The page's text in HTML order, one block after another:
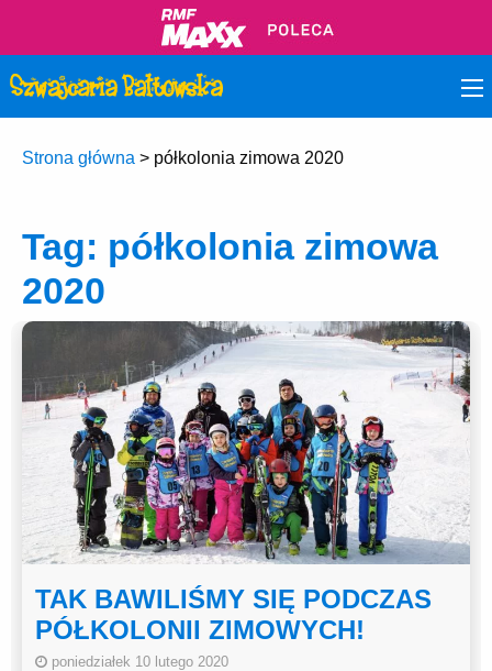
Strona główna > półkolonia zimowa 2020
Tag: półkolonia zimowa
2020
TAK BAWILIŚMY SIĘ PODCZAS
PÓŁKOLONII ZIMOWYCH!
poniedziałek 10 lutego 2020